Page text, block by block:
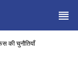
की चुनौतियाँ